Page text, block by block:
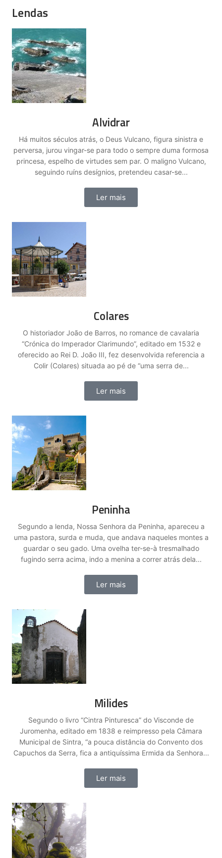
Lendas
Alvidrar
Há muitos séculos atrás, o Deus Vulcano, figura sinistra e
perversa, jurou vingar-se para todo o sempre duma formosa
princesa, espelho de virtudes sem par. O maligno Vulcano,
seguindo ruíns desígnios, pretendeu casar-se...
Ler mais
Colares
O historiador João de Barros, no romance de cavalaria
“Crónica do Imperador Clarimundo”, editado em 1532 e
oferecido ao Rei D. João III, fez desenvolvida referencia a
Colir (Colares) situada ao pé de “uma serra de...
Ler mais
Peninha
Segundo a lenda, Nossa Senhora da Peninha, apareceu a
uma pastora, surda e muda, que andava naqueles montes a
guardar o seu gado. Uma ovelha ter-se-à tresmalhado
fugindo serra acima, indo a menina a correr atrás dela...
Ler mais
Milides
Segundo o livro “Cintra Pinturesca” do Visconde de
Juromenha, editado em 1838 e reimpresso pela Câmara
Municipal de Sintra, “a pouca distância do Convento dos
Capuchos da Serra, fica a antiquíssima Ermida da Senhora...
Ler mais